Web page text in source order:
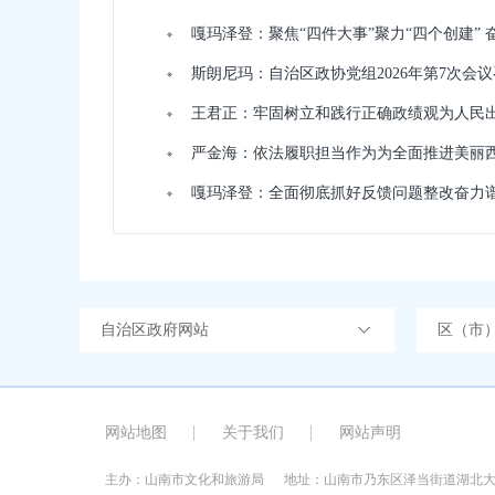
嘎玛泽登：聚焦“四件大事”聚力“四个创建”
斯朗尼玛：自治区政协党组2026年第7次会
王君正：牢固树立和践行正确政绩观为人民
严金海：依法履职担当作为为全面推进美丽
嘎玛泽登：全面彻底抓好反馈问题整改奋力
自治区政府网站 区（市
网站地图 关于我们 网站声明
主办：山南市文化和旅游局 地址：山南市乃东区泽当街道湖北